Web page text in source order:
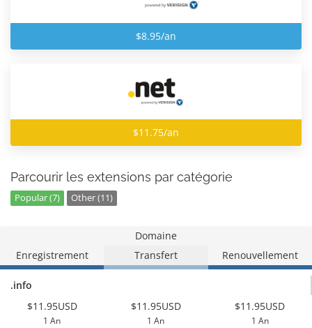
$8.95/an
$11.75/an
Parcourir les extensions par catégorie
Popular (7) Other (11)
Domaine
Enregistrement
Transfert Renouvellement
.info
$11.95USD
1 An
$11.95USD
1 An
$11.95USD
1 An